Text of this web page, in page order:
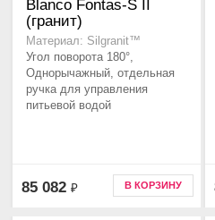
Blanco Fontas-S II
(гранит)
Материал: Silgranit™
Угол поворота 180°,
Однорычажный, отдельная
ручка для управления
питьевой водой
85 082 ₽ В КОРЗИНУ